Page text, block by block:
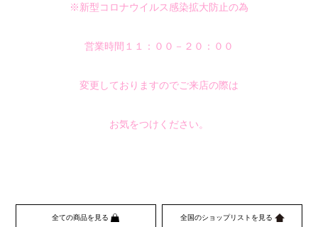
※新型コロナウイルス感染拡大防止の為
営業時間１１：００－２０：００
変更しておりますのでご来店の際は
お気をつけください。
全ての商品を見る 全国のショップリストを見る